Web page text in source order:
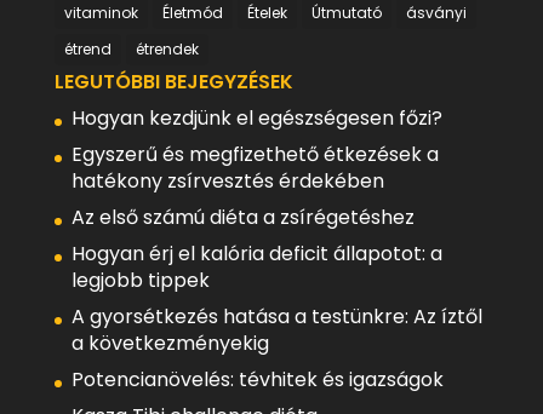
vitaminok
Életmód Ételek Útmutató
ásványi
étrend
étrendek
LEGUTÓBBI BEJEGYZÉSEK
Hogyan kezdjünk el egészségesen főzi?
Egyszerű és megfizethető étkezések a
hatékony zsírvesztés érdekében
Az első számú diéta a zsírégetéshez
Hogyan érj el kalória deficit állapotot: a
legjobb tippek
A gyorsétkezés hatása a testünkre: Az íztől
a következményekig
Potencianövelés: tévhitek és igazságok